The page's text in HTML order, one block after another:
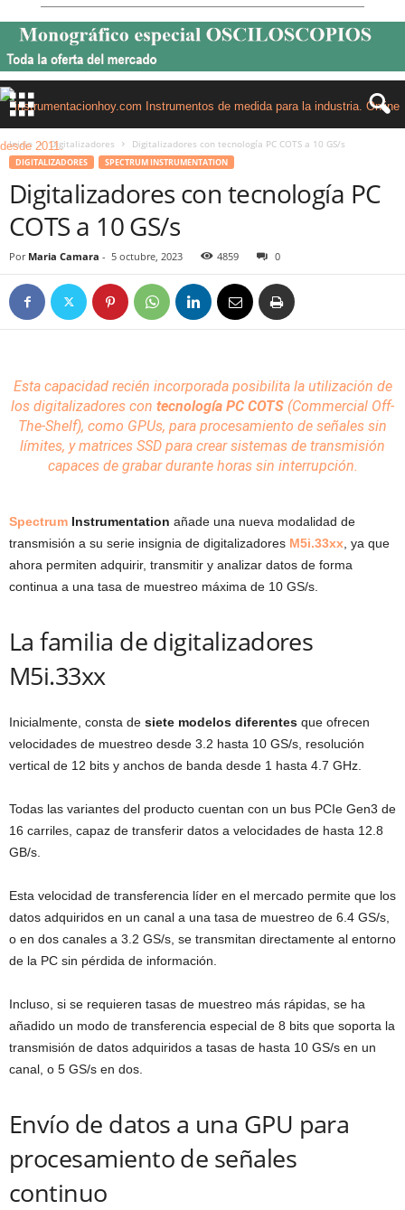
Inicio Digitalizadores Digitalizadores con tecnología PC COTS a 10 GS/s
DIGITALIZADORES SPECTRUM INSTRUMENTATION
Digitalizadores con tecnología PC
COTS a 10 GS/s
Por Maria Camara - 5 octubre, 2023 4859 0
Esta capacidad recién incorporada posibilita la utilización de
los digitalizadores con tecnología PC COTS (Commercial Off-
The-Shelf), como GPUs, para procesamiento de señales sin
límites, ymatrices SSD para crearsistemas de transmisión
capaces de grabar durante horas sin interrupción.
Spectrum Instrumentation añade una nueva modalidad de
transmisión a su serie insignia de digitalizadores M5i.33xx , ya que
ahora permiten adquirir, transmitir y analizar datos de forma
continua a una tasa de muestreo máxima de 10 GS/s.
La familia de digitalizadores
M5i.33xx
Inicialmente, consta de siete modelos diferentes que ofrecen
velocidades de muestreo desde 3.2 hasta 10 GS/s, resolución
vertical de 12 bits y anchos de banda desde 1 hasta 4.7 GHz.
Todas las variantes del producto cuentan con un bus PCIe Gen3 de
16 carriles, capaz de transferir datos a velocidades de hasta 12.8
GB/s.
Esta velocidad de transferencia líder en el mercado permite que los
datos adquiridos en un canal a una tasa de muestreo de 6.4 GS/s,
o en dos canales a 3.2 GS/s, se transmitan directamente al entorno
de la PC sin pérdida de información.
Incluso, si se requieren tasas de muestreo más rápidas, se ha
añadido un modo de transferencia especial de 8 bits que soporta la
transmisión de datos adquiridos a tasas de hasta 10 GS/s en un
canal, o 5 GS/s en dos.
Envío de datos a una GPU para
procesamiento de señales
continuo